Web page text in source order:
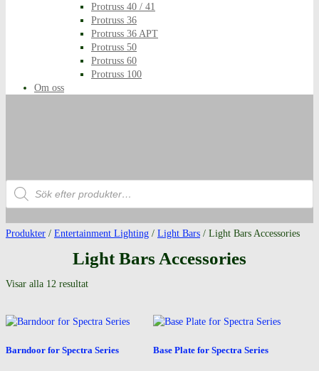
Protruss 40 / 41
Protruss 36
Protruss 36 APT
Protruss 50
Protruss 60
Protruss 100
Om oss
Produktsökning
Produkter / Entertainment Lighting / Light Bars / Light Bars Accessories
Light Bars Accessories
Visar alla 12 resultat
Barndoor for Spectra Series Base Plate for Spectra Series